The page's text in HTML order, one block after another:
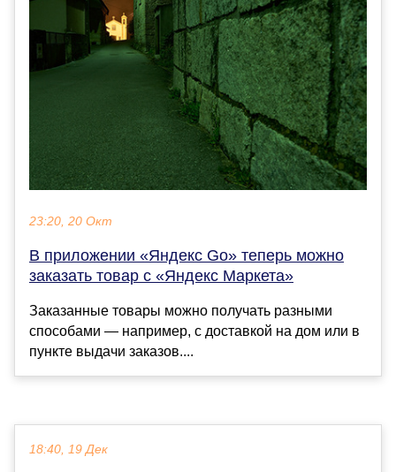
23:20, 20 Окт
В приложении «Яндекс Go» теперь можно
заказать товар с «Яндекс Маркета»
Заказанные товары можно получать разными
способами — например, с доставкой на дом или в
пункте выдачи заказов....
18:40, 19 Дек